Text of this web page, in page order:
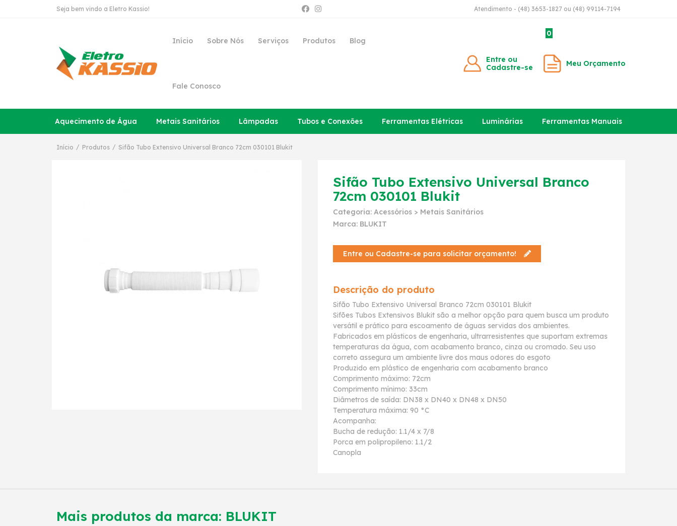
Seja bem vindo a Eletro Kassio! Atendimento - (48) 3653-1827 ou (48) 99114-7194
Início Sobre Nós Serviços Produtos Blog
Fale Conosco
Entre ou
Cadastre-se
0
Meu Orçamento
Aquecimento de Água Metais Sanitários Lâmpadas Tubos e Conexões Ferramentas Elétricas Luminárias Ferramentas Manuais
Início / Produtos / Sifão Tubo Extensivo Universal Branco 72cm 030101 Blukit
Sifão Tubo Extensivo Universal Branco
72cm 030101 Blukit
Categoria: Acessórios > Metais Sanitários
Marca: BLUKIT
Entre ou Cadastre-se para solicitar orçamento!
Descrição do produto
Sifão Tubo Extensivo Universal Branco 72cm 030101 Blukit
Sifões Tubos Extensivos Blukit são a melhor opção para quem busca um produto
versátil e prático para escoamento de águas servidas dos ambientes.
Fabricados em plásticos de engenharia, ultrarresistentes que suportam extremas
temperaturas da água, com acabamento branco, cinza ou cromado. Seu uso
correto assegura um ambiente livre dos maus odores do esgoto
Produzido em plástico de engenharia com acabamento branco
Comprimento máximo: 72cm
Comprimento mínimo: 33cm
Diâmetros de saída: DN38 x DN40 x DN48 x DN50
Temperatura máxima: 90 °C
Acompanha:
Bucha de redução: 1.1/4 x 7/8
Porca em polipropileno: 1.1/2
Canopla
Mais produtos da marca: BLUKIT